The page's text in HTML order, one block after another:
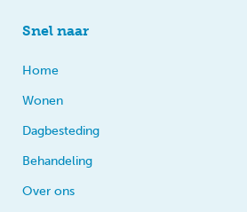
Snel naar
Home
Wonen
Dagbesteding
Behandeling
Over ons